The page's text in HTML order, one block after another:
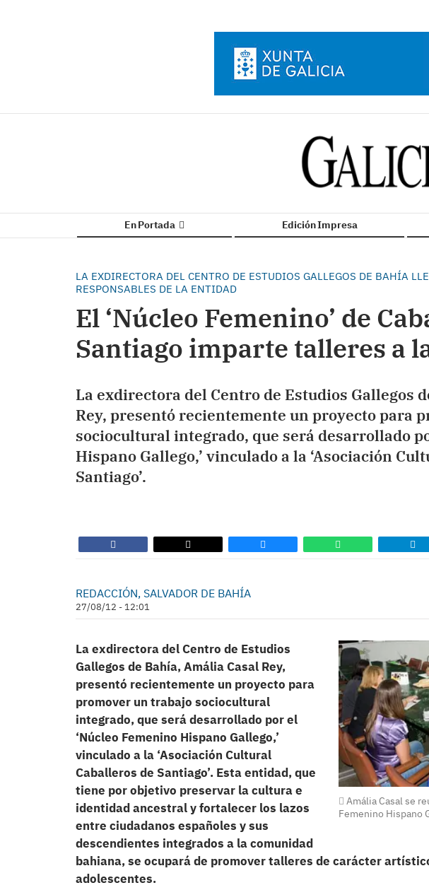
En Portada Edición Impresa
LA EXDIRECTORA DEL CENTRO DE ESTUDIOS GALLEGOS DE BAHÍA
RESPONSABLES DE LA ENTIDAD
El ‘Núcleo Femenino’ de
Santiago imparte talleres a
La exdirectora del Centro de Estudios Gallegos
Rey, presentó recientemente un proyecto para
sociocultural integrado, que será desarrollado
Hispano Gallego,’ vinculado a la ‘Asociación
Santiago’.
REDACCIÓN, SALVADOR DE BAHÍA
27/08/12 - 12:01
Amália Casal se
Femenino Hispano
La exdirectora del Centro de Estudios
Gallegos de Bahía, Amália Casal Rey,
presentó recientemente un proyecto para
promover un trabajo sociocultural
integrado, que será desarrollado por el
‘Núcleo Femenino Hispano Gallego,’
vinculado a la ‘Asociación Cultural
Caballeros de Santiago’. Esta entidad, que
tiene por objetivo preservar la cultura e
identidad ancestral y fortalecer los lazos
entre ciudadanos españoles y sus
descendientes integrados a la comunidad
bahiana, se ocupará de promover talleres de carácter
adolescentes.